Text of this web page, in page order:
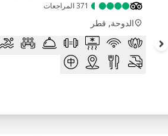
371المراجعات
الدوحة, قطر